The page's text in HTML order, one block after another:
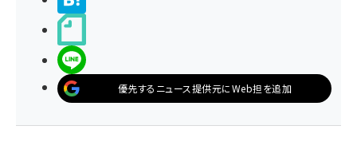
優先するニュース提供元にWeb担を追加